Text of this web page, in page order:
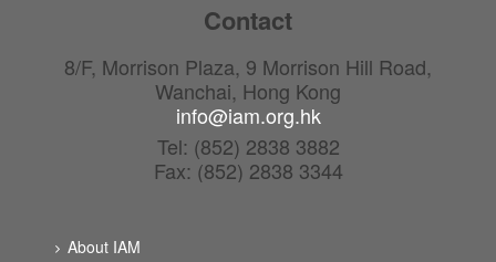
Contact
8/F, Morrison Plaza, 9 Morrison Hill Road,
Wanchai, Hong Kong
info@iam.org.hk
Tel: (852) 2838 3882
Fax: (852) 2838 3344
About IAM